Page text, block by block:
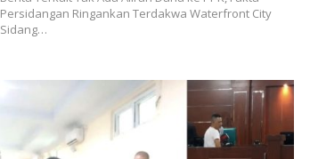
Persidangan Ringankan Terdakwa Waterfront City
Sidang…